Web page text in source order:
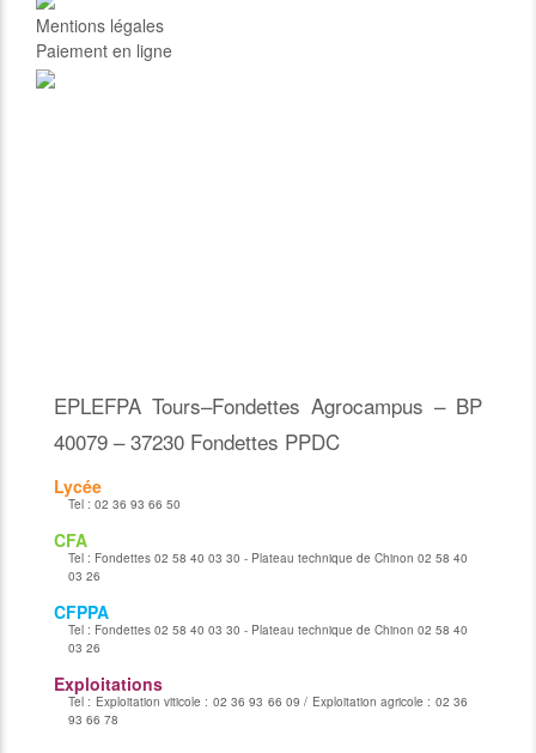
Mentions légales
Paiement en ligne
EPLEFPA Tours–Fondettes Agrocampus – BP
40079 – 37230 Fondettes PPDC
Lycée
Tel : 02 36 93 66 50
CFA
Tel : Fondettes 02 58 40 03 30 - Plateau technique de Chinon 02 58 40
03 26
CFPPA
Tel : Fondettes 02 58 40 03 30 - Plateau technique de Chinon 02 58 40
03 26
Exploitations
Tel : Exploitation viticole : 02 36 93 66 09 / Exploitation agricole : 02 36
93 66 78